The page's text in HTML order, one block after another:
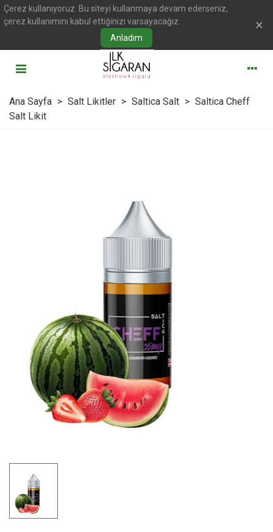
Çerez kullanıyoruz. Bu siteyi kullanmaya devam ederseniz,
çerez kullanımını kabul ettiğinizi varsayacağız.
Anladım
×
Ana Sayfa > Salt Likitler > Saltica Salt > Saltica Cheff
Salt Likit